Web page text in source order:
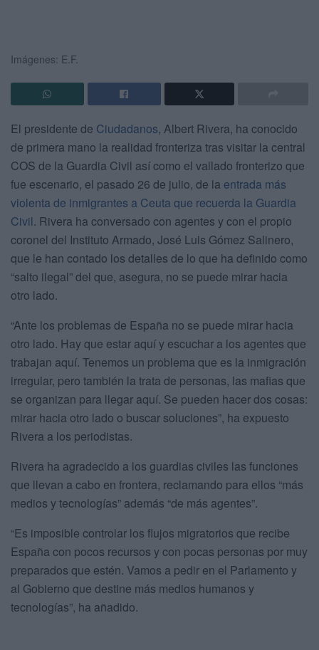
Imágenes: E.F.
El presidente de Ciudadanos, Albert Rivera, ha conocido
de primera mano la realidad fronteriza tras visitar la central
COS de la Guardia Civil así como el vallado fronterizo que
fue escenario, el pasado 26 de julio, de la entrada más
violenta de inmigrantes a Ceuta que recuerda la Guardia
Civil. Rivera ha conversado con agentes y con el propio
coronel del Instituto Armado, José Luis Gómez Salinero,
que le han contado los detalles de lo que ha definido como
“salto ilegal” del que, asegura, no se puede mirar hacia
otro lado.
“Ante los problemas de España no se puede mirar hacia
otro lado. Hay que estar aquí y escuchar a los agentes que
trabajan aquí. Tenemos un problema que es la inmigración
irregular, pero también la trata de personas, las mafias que
se organizan para llegar aquí. Se pueden hacer dos cosas:
mirar hacia otro lado o buscar soluciones”, ha expuesto
Rivera a los periodistas.
Rivera ha agradecido a los guardias civiles las funciones
que llevan a cabo en frontera, reclamando para ellos “más
medios y tecnologías” además “de más agentes”.
“Es imposible controlar los flujos migratorios que recibe
España con pocos recursos y con pocas personas por muy
preparados que estén. Vamos a pedir en el Parlamento y
al Gobierno que destine más medios humanos y
tecnologías”, ha añadido.